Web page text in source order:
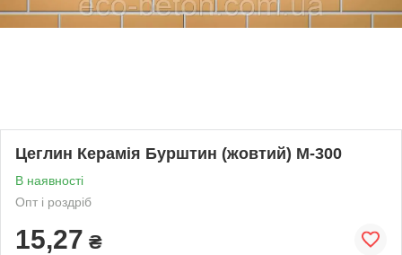
Цеглин Керамія Бурштин (жовтий) М-300
В наявності
Опт і роздріб
15,27 ₴